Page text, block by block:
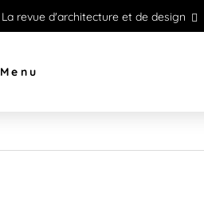
La revue d'architecture et de design
Menu